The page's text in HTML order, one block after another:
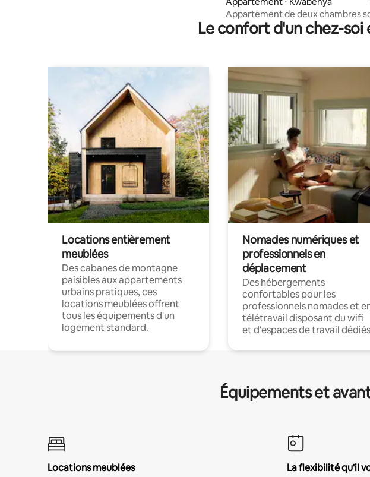
Appartement de deux chambres
et confortable à Accra
Le confort d'un chez-soi
Locations entièrement
meublées
Des cabanes de montagne
paisibles aux appartements
urbains pratiques, ces
locations meublées offrent
tous les équipements d'un
logement standard.
Nomades numériques et
professionnels en
déplacement
Des hébergements
confortables pour les
professionnels nomades et
télétravail disposant du wifi
et d'espaces de travail
Équipements et
Locations meublées
La flexibilité qu'il